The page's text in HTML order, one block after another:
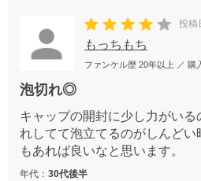
投稿
もっちもち
ファンケル歴 20年以上 ／ 購
泡切れ◎
キャップの開封に少し力がい
れしてて泡立てるのがしんど
もあれば良いなと思います。
年代： 30代後半